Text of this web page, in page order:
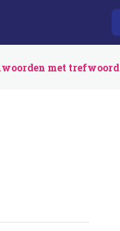
met trefwoord